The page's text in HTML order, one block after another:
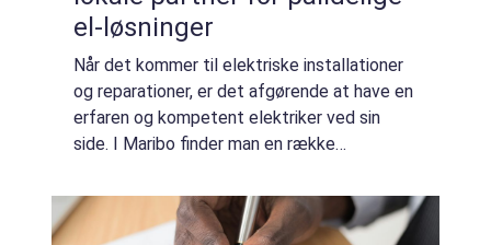
el-løsninger
Når det kommer til elektriske installationer
og reparationer, er det afgørende at have en
erfaren og kompetent elektriker ved sin
side. I Maribo finder man en række
med alle former f...